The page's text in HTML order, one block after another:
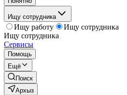
Ищу сотрудника
Ищу работу
Ищу сотрудника
Ищу сотрудника
Сервисы
Помощь
Ещё
Поиск
Архыз